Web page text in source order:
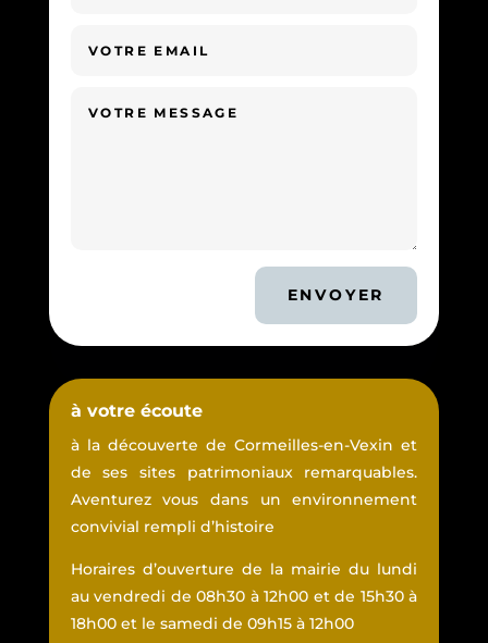
ENVOYER
à votre écoute
à la découverte de Cormeilles-en-Vexin et
de ses sites patrimoniaux remarquables.
Aventurez vous dans un environnement
convivial rempli d’histoire
Horaires d’ouverture de la mairie du lundi
au vendredi de 08h30 à 12h00 et de 15h30 à
18h00 et le samedi de 09h15 à 12h00